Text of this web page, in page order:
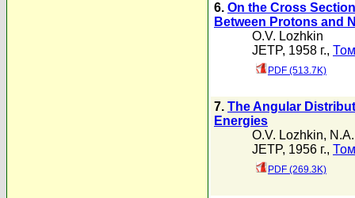
6. On the Cross
Between Protons and
O.V. Lozhkin
JETP, 1958 г.,
PDF (513.7K)
7. The Angular
Energies
O.V. Lozhkin,
JETP, 1956 г.,
PDF (269.3K)